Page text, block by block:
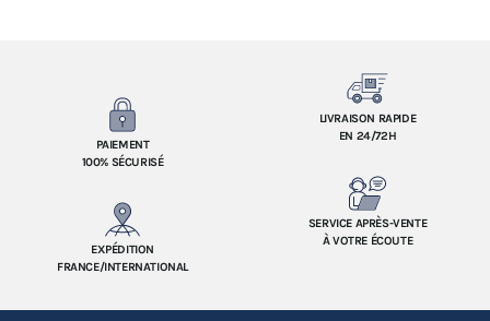
PAIEMENT
100% SÉCURISÉ
LIVRAISON RAPIDE
EN 24/72H
EXPÉDITION
FRANCE/INTERNATIONAL
SERVICE APRÈS-VENTE
À VOTRE ÉCOUTE